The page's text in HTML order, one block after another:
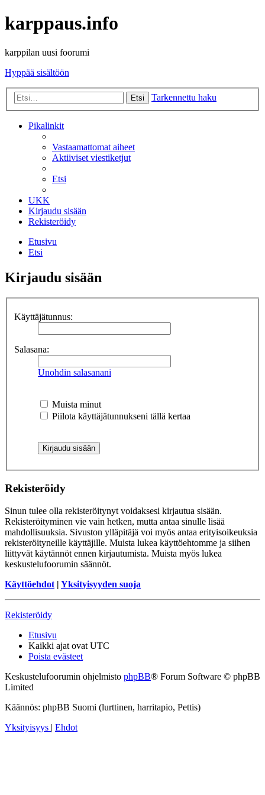
karppaus.info
karppilan uusi foorumi
Hyppää sisältöön
Etsi Tarkennettu haku
Pikalinkit
Vastaamattomat aiheet
Aktiiviset viestiketjut
Etsi
UKK
Kirjaudu sisään
Rekisteröidy
Etusivu
Etsi
Kirjaudu sisään
Käyttäjätunnus:
Salasana:
Unohdin salasanani
Muista minut
Piilota käyttäjätunnukseni tällä kertaa
Rekisteröidy
Sinun tulee olla rekisteröitynyt voidaksesi kirjautua sisään.
Rekisteröityminen vie vain hetken, mutta antaa sinulle lisää
mahdollisuuksia. Sivuston ylläpitäjä voi myös antaa erityisoikeuksia
rekisteröityneille käyttäjille. Muista lukea käyttöehtomme ja siihen
liittyvät käytännöt ennen kirjautumista. Muista myös lukea
keskustelufoorumin säännöt.
Käyttöehdot | Yksityisyyden suoja
Rekisteröidy
Etusivu
Kaikki ajat ovat UTC
Poista evästeet
Keskustelufoorumin ohjelmisto phpBB® Forum Software © phpBB
Limited
Käännös: phpBB Suomi (lurttinen, harritapio, Pettis)
Yksityisyys | Ehdot